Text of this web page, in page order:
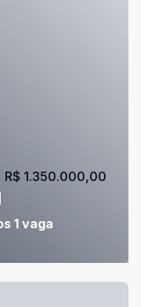
1 vaga
R$ 1.350.000,00